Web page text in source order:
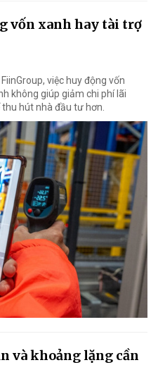
vốn xanh hay tài trợ
việc huy động vốn
không giúp giảm chi phí lãi
hút nhà đầu tư hơn.
và khoảng lặng cần